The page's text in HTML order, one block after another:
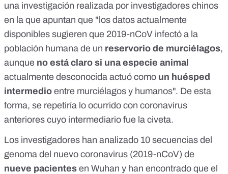
una investigación realizada por investigadores chinos
en la que apuntan que "los datos actualmente
disponibles sugieren que 2019-nCoV infectó a la
población humana de un reservorio de murciélagos,
aunque no está claro si una especie animal
actualmente desconocida actuó como un huésped
intermedio entre murciélagos y humanos". De esta
forma, se repetiría lo ocurrido con coronavirus
anteriores cuyo intermediario fue la civeta.
Los investigadores han analizado 10 secuencias del
genoma del nuevo coronavirus (2019-nCoV) de
nueve pacientes en Wuhan y han encontrado que el